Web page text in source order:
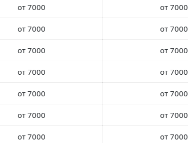
от 7000 от 7000
от 7000 от 7000
от 7000 от 7000
от 7000 от 7000
от 7000 от 7000
от 7000 от 7000
от 7000 от 7000